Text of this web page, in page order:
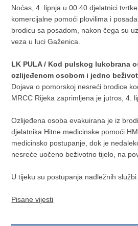
Noćas, 4. lipnja u 00.40 djelatnici
komercijalne pomoći plovilima i
brodicu sa posadom, nakon čega su
veza u luci Gaženica.
LK PULA / Kod pulskog lukobrana
ozlijeđenom osobom i jedno
Dojava o pomorskoj nesreći brodice
MRCC Rijeka zaprimljena je jutros, 4.
Ozlijeđena osoba evakuirana je iz
djelatnika Hitne medicinske pomoći
medicinsko postupanje, dok je
nesreće uočeno beživotno tijelo, na
U tijeku su postupanja nadležnih službi.
Pisane vijesti